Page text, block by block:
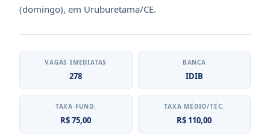
(domingo), em Uruburetama/CE.
VAGAS IMEDIATAS
278
BANCA
IDIB
TAXA FUND.
R$ 75,00
TAXA MÉDIO/TÉC.
R$ 110,00